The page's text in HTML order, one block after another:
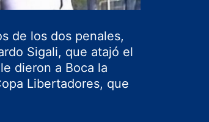
de los dos penales,
Sigali, que atajó el
dieron a Boca la
Libertadores, que